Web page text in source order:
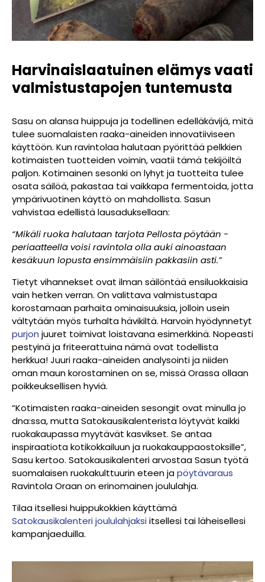
Harvinaislaatuinen elämys vaati
valmistustapojen tuntemusta
Sasu on alansa huippuja ja todellinen edelläkävijä, mitä
tulee suomalaisten raaka-aineiden innovatiiviseen
käyttöön. Kun ravintolaa halutaan pyörittää pelkkien
kotimaisten tuotteiden voimin, vaatii tämä tekijöiltä
paljon. Kotimainen sesonki on lyhyt ja tuotteita tulee
osata säilöä, pakastaa tai vaikkapa fermentoida, jotta
ympärivuotinen käyttö on mahdollista. Sasun
vahvistaa edellistä lausaduksellaan:
“Mikäli ruoka halutaan tarjota Pellosta pöytään -
periaatteella voisi ravintola olla auki ainoastaan
kesäkuun lopusta ensimmäisiin pakkasiin asti.”
Tietyt vihannekset ovat ilman säilöntää ensiluokkaisia
vain hetken verran. On valittava valmistustapa
korostamaan parhaita ominaisuuksia, jolloin usein
vältytään myös turhalta hävikiltä. Harvoin hyödynnetyt
purjon juuret toimivat loistavana esimerkkinä. Nopeasti
pestyinä ja friteerattuina nämä ovat todellista
herkkua! Juuri raaka-aineiden analysointi ja niiden
oman maun korostaminen on se, missä Orassa ollaan
poikkeuksellisen hyviä.
“Kotimaisten raaka-aineiden sesongit ovat minulla jo
dna:ssa, mutta Satokausikalenterista löytyvät kaikki
ruokakaupassa myytävät kasvikset. Se antaa
inspiraatiota kotikokkailuun ja ruokakauppaostoksille”,
Sasu kertoo. Satokausikalenteri arvostaa Sasun työtä
suomalaisen ruokakulttuurin eteen japöytävaraus
Ravintola Oraan on erinomainen joululahja.
Tilaa itsellesi huippukokkien käyttämä
Satokausikalenteri joululahjaksiitsellesi tai läheisellesi
kampanjaeduilla.